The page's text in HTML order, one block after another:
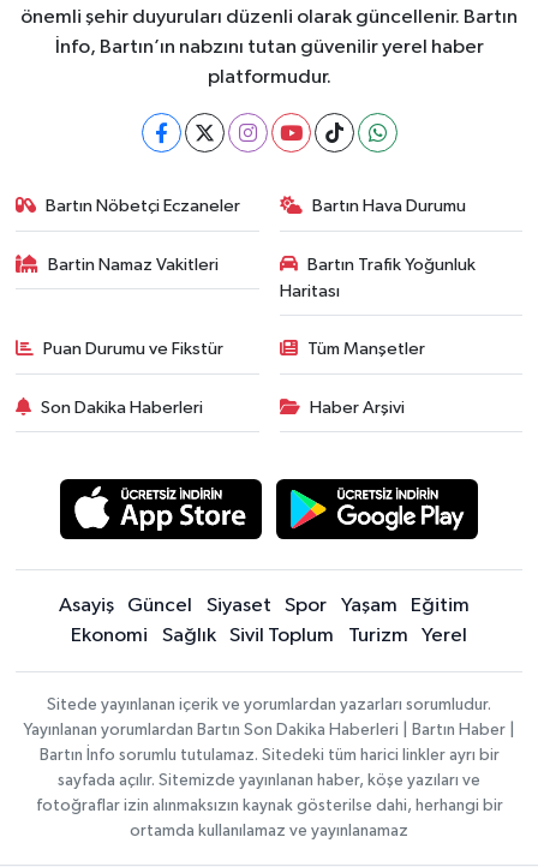
önemli şehir duyuruları düzenli olarak güncellenir. Bartın
İnfo, Bartın’ın nabzını tutan güvenilir yerel haber
platformudur.
Bartın Nöbetçi Eczaneler Bartın Hava Durumu
Bartin Namaz Vakitleri
Bartın Trafik Yoğunluk
Haritası
Puan Durumu ve Fikstür Tüm Manşetler
Son Dakika Haberleri Haber Arşivi
Asayiş Güncel Siyaset Spor Yaşam
Eğitim
Ekonomi
Sağlık Sivil Toplum Turizm Yerel
Sitede yayınlanan içerik ve yorumlardan yazarları sorumludur.
Yayınlanan yorumlardan Bartın Son Dakika Haberleri | Bartın Haber |
Bartın İnfo sorumlu tutulamaz. Sitedeki tüm harici linkler ayrı bir
sayfada açılır. Sitemizde yayınlanan haber, köşe yazıları ve
fotoğraflar izin alınmaksızın kaynak gösterilse dahi, herhangi bir
ortamda kullanılamaz ve yayınlanamaz